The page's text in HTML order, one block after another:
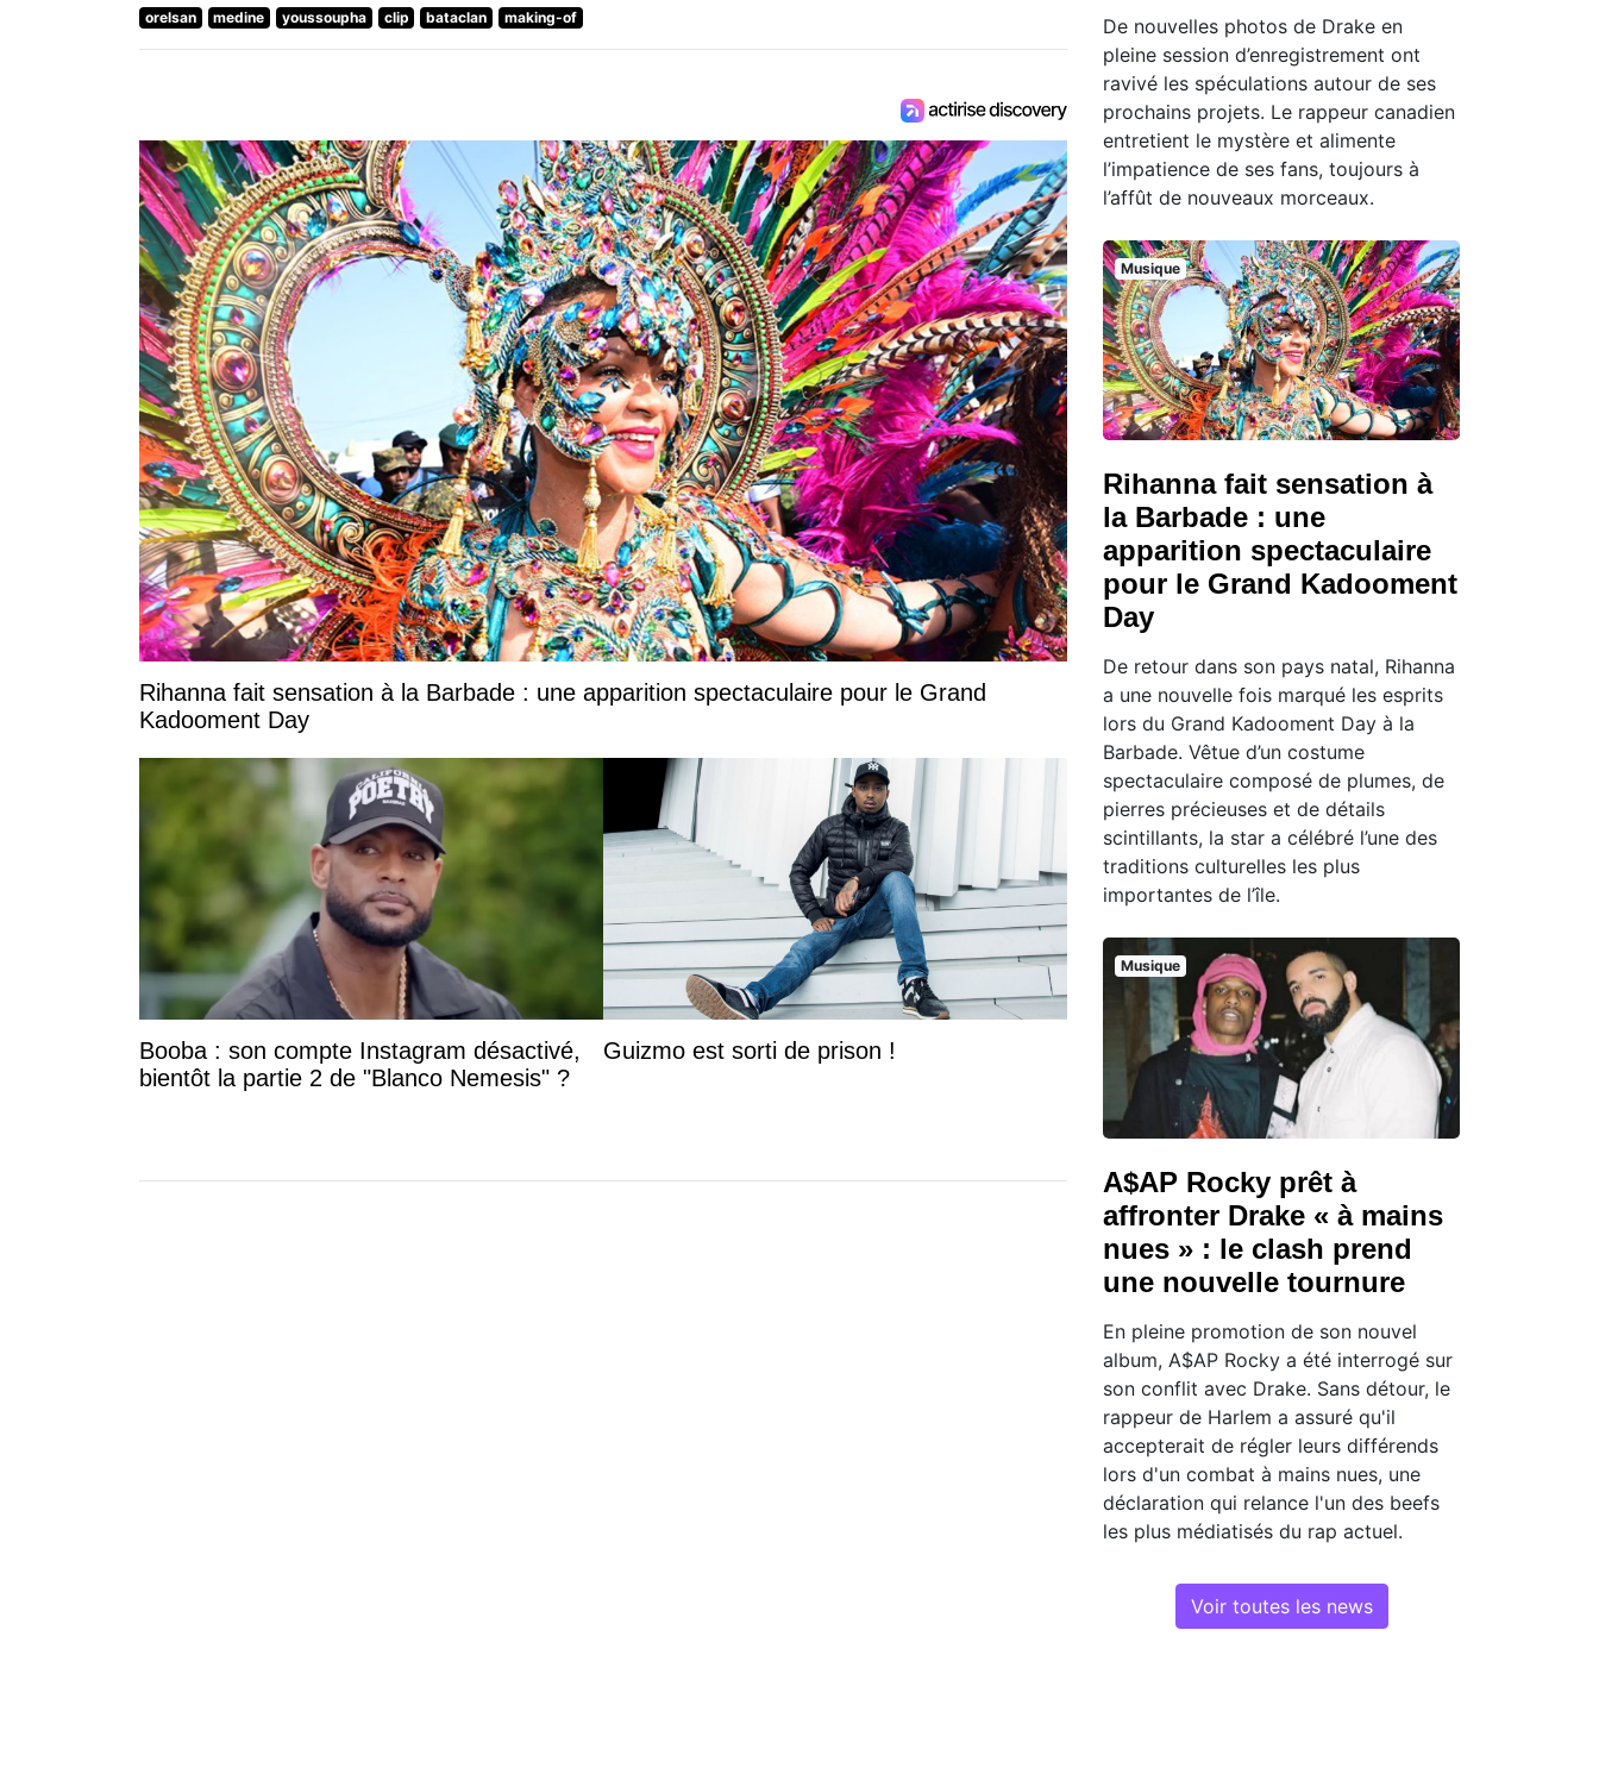
orelsan medine youssoupha clip bataclan making-of
Rihanna fait sensation à la Barbade : une apparition spectaculaire pour le Grand
Kadooment Day
Booba : son compte Instagram désactivé,
bientôt la partie 2 de "Blanco Nemesis" ?
Guizmo est sorti de prison !
De nouvelles photos de Drake en
pleine session d’enregistrement ont
ravivé les spéculations autour de ses
prochains projets. Le rappeur canadien
entretient le mystère et alimente
l’impatience de ses fans, toujours à
l’affût de nouveaux morceaux.
Musique
Rihanna fait sensation à
la Barbade : une
apparition spectaculaire
pour le Grand Kadooment
Day
De retour dans son pays natal, Rihanna
a une nouvelle fois marqué les esprits
lors du Grand Kadooment Day à la
Barbade. Vêtue d’un costume
spectaculaire composé de plumes, de
pierres précieuses et de détails
scintillants, la star a célébré l’une des
traditions culturelles les plus
importantes de l’île.
Musique
A$AP Rocky prêt à
affronter Drake « à mains
nues » : le clash prend
une nouvelle tournure
En pleine promotion de son nouvel
album, A$AP Rocky a été interrogé sur
son conflit avec Drake. Sans détour, le
rappeur de Harlem a assuré qu'il
accepterait de régler leurs différends
lors d'un combat à mains nues, une
déclaration qui relance l'un des beefs
les plus médiatisés du rap actuel.
Voir toutes les news